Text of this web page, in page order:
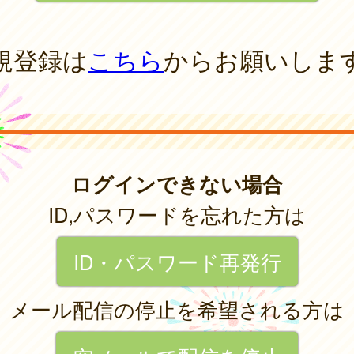
登録はこちらからお願いしま
ログインできない場合
ID,パスワードを忘れた方は
ID・パスワード再発行
メール配信の停止を希望される方は